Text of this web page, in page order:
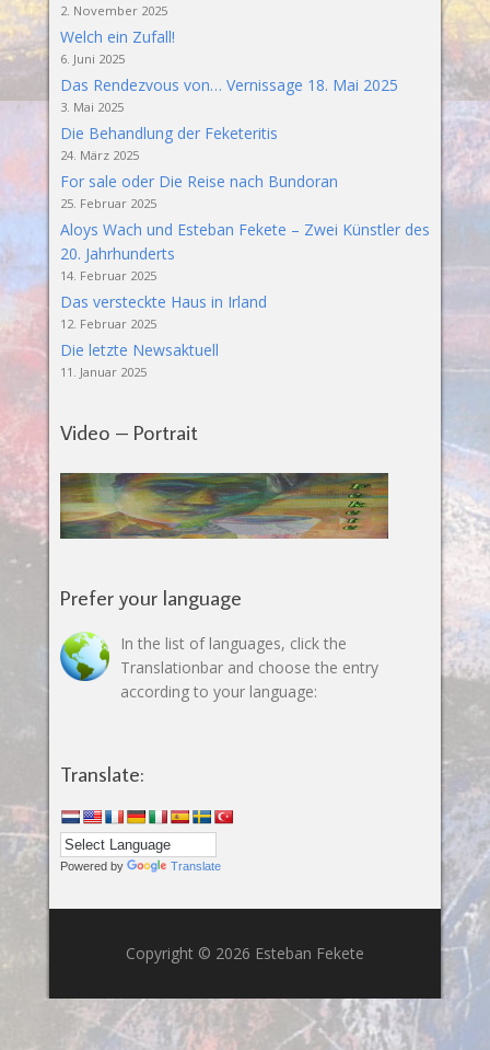
2. November 2025
Welch ein Zufall!
6. Juni 2025
Das Rendezvous von… Vernissage 18. Mai 2025
3. Mai 2025
Die Behandlung der Feketeritis
24. März 2025
For sale oder Die Reise nach Bundoran
25. Februar 2025
Aloys Wach und Esteban Fekete – Zwei Künstler des
20. Jahrhunderts
14. Februar 2025
Das versteckte Haus in Irland
12. Februar 2025
Die letzte Newsaktuell
11. Januar 2025
Video – Portrait
Prefer your language
In the list of languages, click the
Translationbar and choose the entry
according to your language:
Translate:
Powered by Translate
Copyright © 2026 Esteban Fekete